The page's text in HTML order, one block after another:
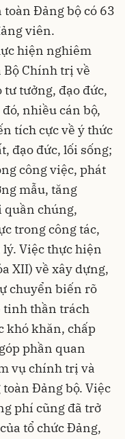
Đảng bộ có 63
viên.
hiện nghiêm
Bộ Chính trị về
tưởng, đạo đức,
nhiều cán bộ,
tích cực về ý thức
đạo đức, lối sống;
công việc, phát
mẫu, tăng
quần chúng,
trong công tác,
Việc thực hiện
XII) về xây dựng,
chuyển biến rõ
tinh thần trách
khó khăn, chấp
phần quan
vụ chính trị và
Đảng bộ. Việc
phí cũng đã trở
tổ chức Đảng,